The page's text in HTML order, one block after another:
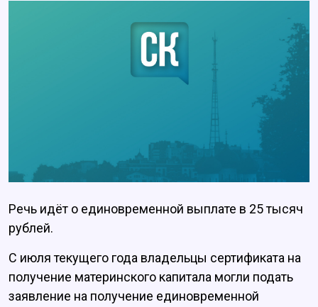
Речь идёт о единовременной выплате в 25 тысяч
рублей.
С июля текущего года владельцы сертификата на
получение материнского капитала могли подать
заявление на получение единовременной